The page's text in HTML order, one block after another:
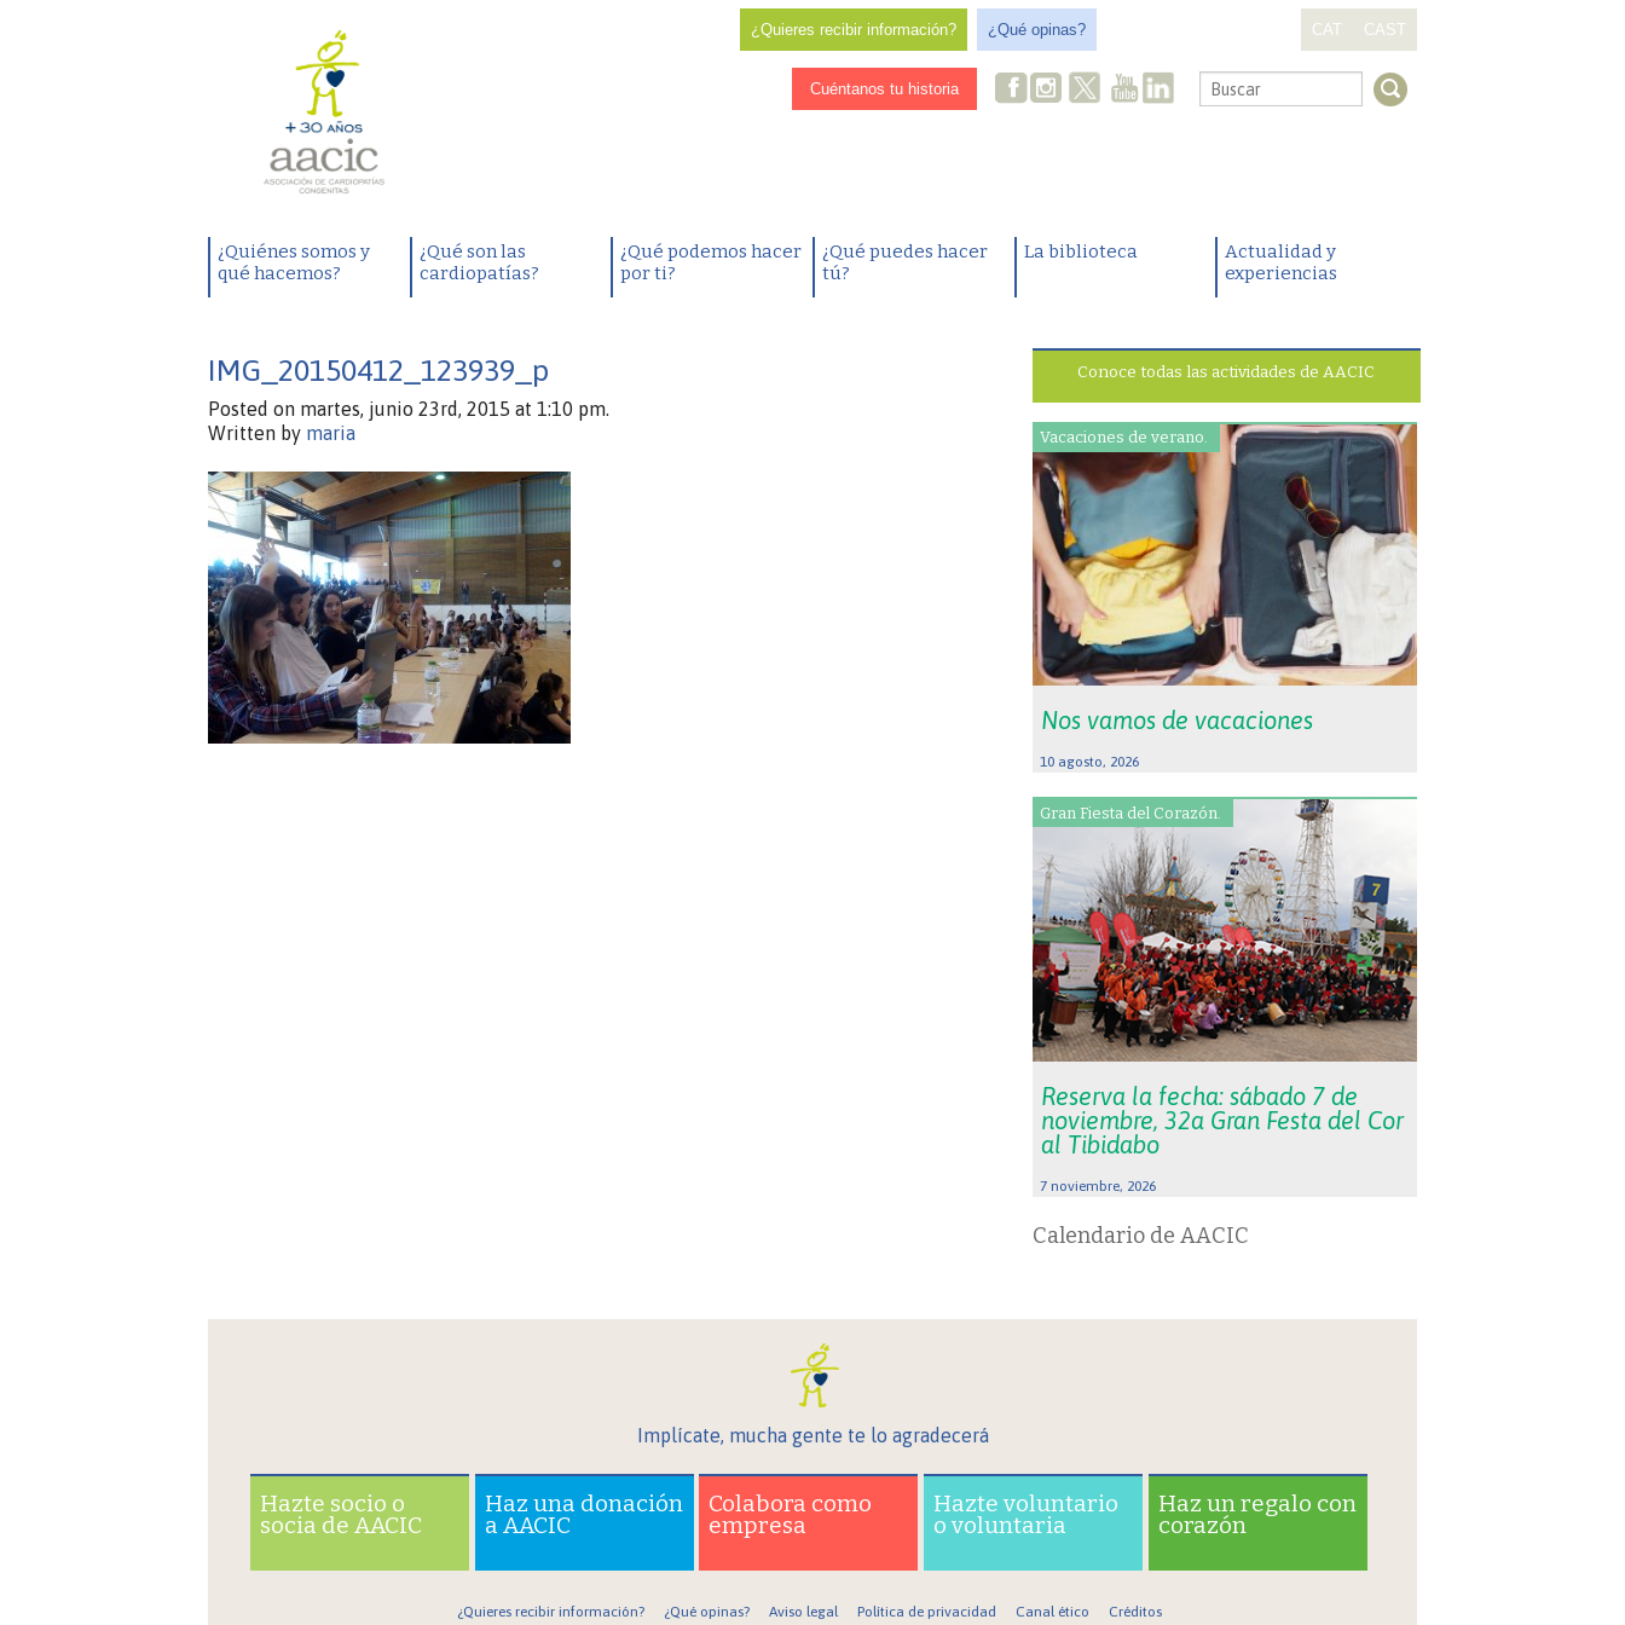
¿Quieres recibir información? ¿Qué opinas? CAT CAST
Cuéntanos tu historia .
¿Quiénes somos y
qué hacemos?
¿Qué son las
cardiopatías?
¿Qué podemos hacer
por ti?
¿Qué puedes hacer
tú?
La biblioteca
Actualidad y
experiencias
IMG_20150412_123939_p
Posted on martes, junio 23rd, 2015 at 1:10 pm.
Written by maria
Conoce todas las actividades de AACIC
Vacaciones de verano.
Nos vamos de vacaciones
10 agosto, 2026
Gran Fiesta del Corazón.
Reserva la fecha: sábado 7 de
noviembre, 32a Gran Festa del Cor
al Tibidabo
7 noviembre, 2026
Calendario de AACIC
Implícate, mucha gente te lo agradecerá
Hazte socio o
socia de AACIC
Haz una donación
a AACIC
Colabora como
empresa
Hazte voluntario
o voluntaria
Haz un regalo con
corazón
¿Quieres recibir información? ¿Qué opinas? Aviso legal Política de privacidad Canal ético Créditos